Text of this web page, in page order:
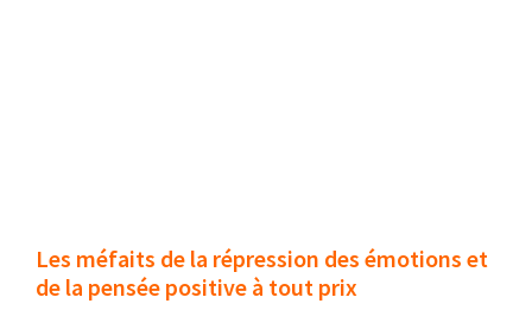
Les méfaits de la répression des émotions et
de la pensée positive à tout prix